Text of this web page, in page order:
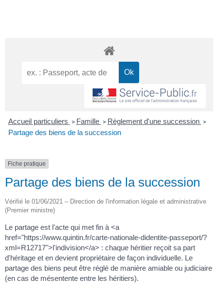
Accueil particuliers > Famille > Règlement d'une succession >
Partage des biens de la succession
Fiche pratique
Partage des biens de la succession
Vérifié le 01/06/2021 – Direction de l'information légale et administrative
(Premier ministre)
Le partage est l'acte qui met fin à <a
href="https://www.quintin.fr/carte-nationale-didentite-passeport/?
xml=R12717">l'indivision</a> : chaque héritier reçoit sa part
d'héritage et en devient propriétaire de façon individuelle. Le
partage des biens peut être réglé de manière amiable ou judiciaire
(en cas de mésentente entre les héritiers).